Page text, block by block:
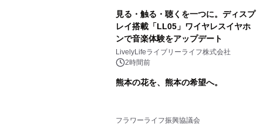
見る・触る・聴くを一つに。ディスプ
レイ搭載「LL05」ワイヤレスイヤホ
ンで音楽体験をアップデート
LivelyLifeライブリーライフ株式会社
2時間前
熊本の花を、熊本の希望へ。
フラワーライフ振興協議会